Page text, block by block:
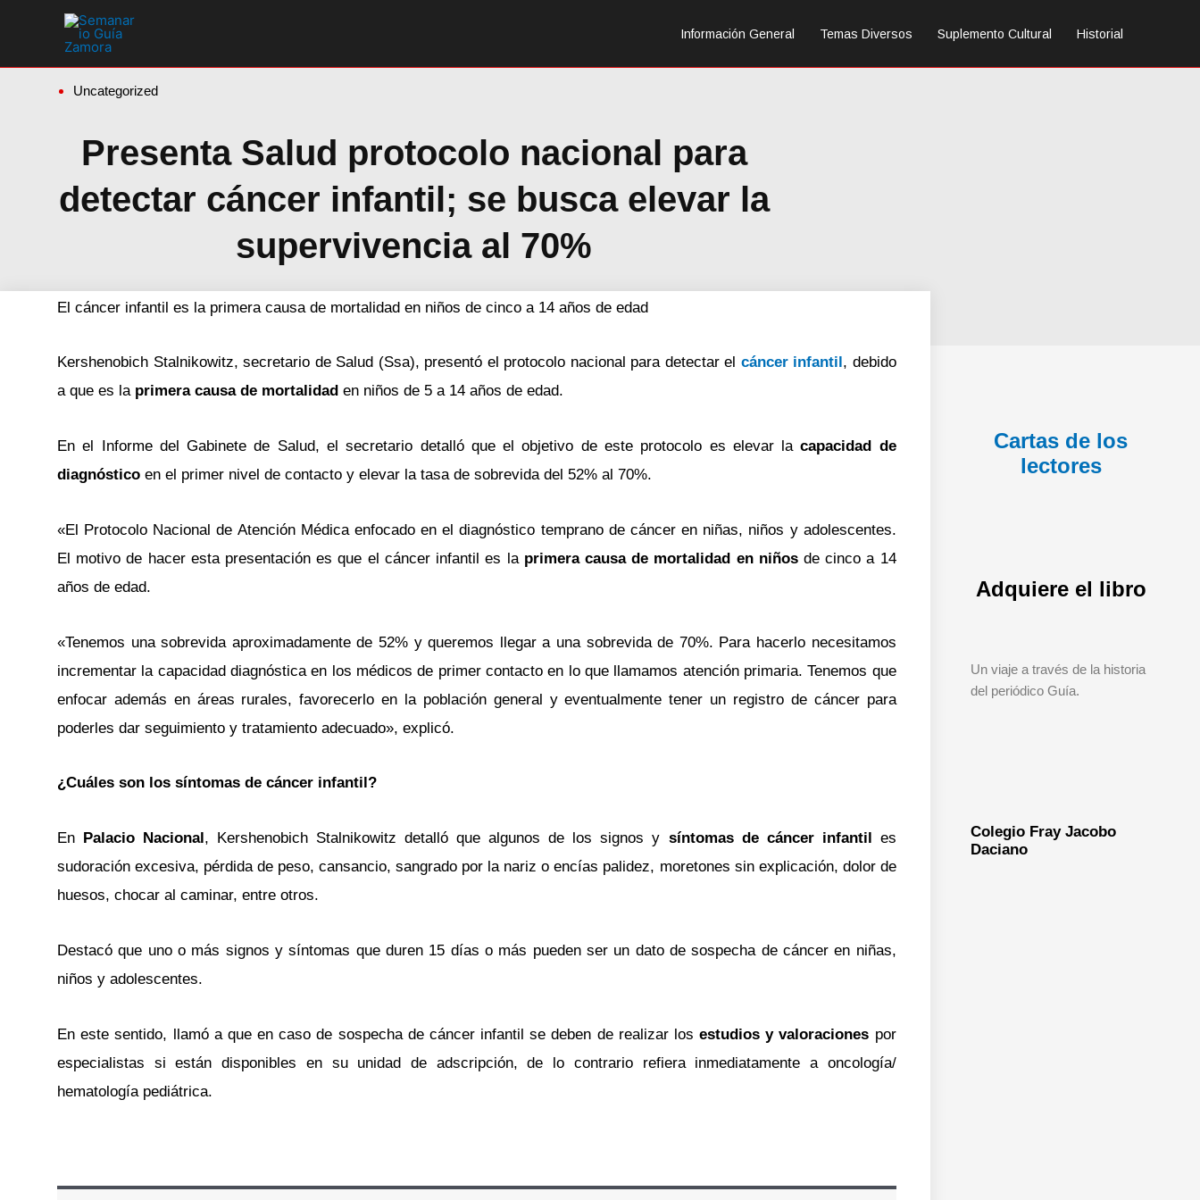
Información General Temas Diversos Suplemento Cultural Historial
Uncategorized
Presenta Salud protocolo nacional para
detectar cáncer infantil; se busca elevar la
supervivencia al 70%
El cáncer infantil es la primera causa de mortalidad en niños de cinco a 14 años de edad
Kershenobich Stalnikowitz, secretario de Salud (Ssa), presentó el protocolo nacional para detectar el cáncer infantil , debido
a que es la primera causa de mortalidad en niños de 5 a 14 años de edad.
En el Informe del Gabinete de Salud, el secretario detalló que el objetivo de este protocolo es elevar lacapacidad de
diagnóstico en el primer nivel de contacto y elevar la tasa de sobrevida del 52% al 70%.
«El Protocolo Nacional de Atención Médica enfocado en el diagnóstico temprano de cáncer en niñas, niños y adolescentes.
El motivo de hacer esta presentación es que el cáncer infantil es la primera causa de mortalidad en niñosde cinco a 14
años de edad.
«Tenemos una sobrevida aproximadamente de 52% y queremos llegar a una sobrevida de 70%. Para hacerlo necesitamos
incrementar la capacidad diagnóstica en los médicos de primer contacto en lo que llamamos atención primaria. Tenemos que
enfocar además en áreas rurales, favorecerlo en la población general y eventualmente tener un registro de cáncer para
poderles dar seguimiento y tratamiento adecuado», explicó.
¿Cuáles son los síntomas de cáncer infantil?
En Palacio Nacional, Kershenobich Stalnikowitz detalló que algunos de los signos y síntomas de cáncer infantil es
sudoración excesiva, pérdida de peso, cansancio, sangrado por la nariz o encías palidez, moretones sin explicación, dolor de
huesos, chocar al caminar, entre otros.
Destacó que uno o más signos y síntomas que duren 15 días o más pueden ser un dato de sospecha de cáncer en niñas,
niños y adolescentes.
En este sentido, llamó a que en caso de sospecha de cáncer infantil se deben de realizar los estudios y valoraciones por
especialistas si están disponibles en su unidad de adscripción, de lo contrario refiera inmediatamente a oncología/
hematología pediátrica.
Cartas de los
lectores
Adquiere el libro
Un viaje a través de la historia
del periódico Guía.
Colegio Fray Jacobo
Daciano